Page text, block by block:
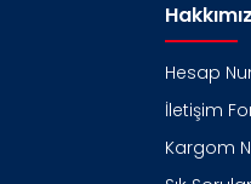
Hesap
İletişim
Kargom